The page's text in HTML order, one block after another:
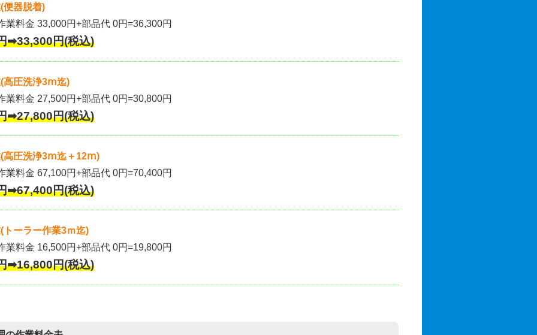
便器脱着)
業料金 33,000円+部品代 0円=36,300円
➡33,300円(税込)
高圧洗浄3ⅿ迄)
業料金 27,500円+部品代 0円=30,800円
➡27,800円(税込)
(高圧洗浄3ⅿ迄＋12ⅿ)
業料金 67,100円+部品代 0円=70,400円
➡67,400円(税込)
トーラー作業3ｍ迄)
業料金 16,500円+部品代 0円=19,800円
➡16,800円(税込)